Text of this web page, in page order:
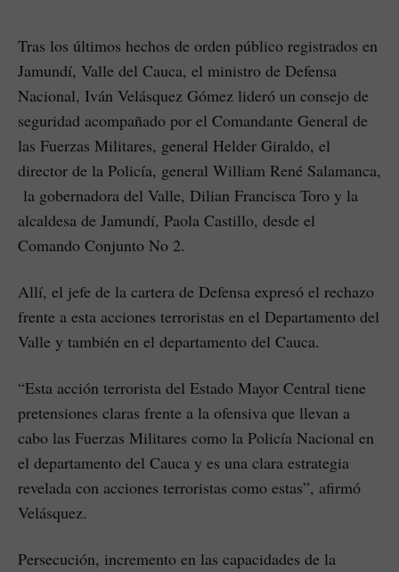
Tras los últimos hechos de orden público registrados en
Jamundí, Valle del Cauca, el ministro de Defensa
Nacional, Iván Velásquez Gómez lideró un consejo de
seguridad acompañado por el Comandante General de
las Fuerzas Militares, general Helder Giraldo, el
director de la Policía, general William René Salamanca,
la gobernadora del Valle, Dilian Francisca Toro y la
alcaldesa de Jamundí, Paola Castillo, desde el
Comando Conjunto No 2.
Allí, el jefe de la cartera de Defensa expresó el rechazo
frente a esta acciones terroristas en el Departamento del
Valle y también en el departamento del Cauca.
“Esta acción terrorista del Estado Mayor Central tiene
pretensiones claras frente a la ofensiva que llevan a
cabo las Fuerzas Militares como la Policía Nacional en
el departamento del Cauca y es una clara estrategia
revelada con acciones terroristas como estas”, afirmó
Velásquez.
Persecución, incremento en las capacidades de la